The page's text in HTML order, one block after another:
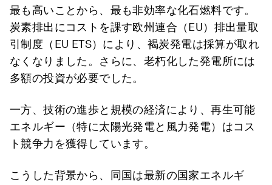
最も高いことから、最も非効率な化石燃料です。
炭素排出にコストを課す欧州連合（EU）排出量取
引制度（EU ETS）により、褐炭発電は採算が取れ
なくなりました。さらに、老朽化した発電所には
多額の投資が必要でした。
一方、技術の進歩と規模の経済により、再生可能
エネルギー（特に太陽光発電と風力発電）はコス
ト競争力を獲得しています。
こうした背景から、同国は最新の国家エネルギ